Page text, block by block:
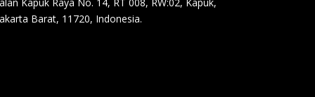
Kapuk Raya No. 14, RT 008, RW:02, Kapuk,
Barat, 11720, Indonesia.